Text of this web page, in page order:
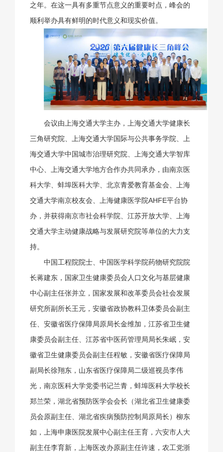
之年。在这一具有多重节点意义的重要时点，峰会的
顺利举办具有鲜明的时代意义和现实价值。
会议由上海交通大学主办，上海交通大学健康长
三角研究院、上海交通大学国际与公共事务学院、上
海交通大学中国城市治理研究院、上海交通大学智库
中心、上海交通大学地方合作办共同承办，由南京医
科大学、蚌埠医科大学、北京青爱教育基金会、上海
交通大学南京校友会、上海健康医学院AHFE平台协
办，并获得南京市社会科学院、江苏开放大学、上海
交通大学主动健康战略与发展研究院等单位的大力支
持。
中国工程院院士、中国医学科学院药物研究院院
长蒋建东，国家卫生健康委员会人口文化与基层健康
中心副主任张并立，国家发展和改革委员会社会发展
研究所副所长王元，安徽省政协教科卫体委员会副主
任、安徽省医疗保障局原局长金维加，江苏省卫生健
康委员会副主任、江苏省中医药管理局局长朱岷，安
徽省卫生健康委员会副主任程敏，安徽省医疗保障局
副局长徐翔东，山东省医疗保障局二级巡视员李伟
光，南京医科大学党委书记兰青，蚌埠医科大学校长
郑兰荣，湖北省预防医学会会长（湖北省卫生健康委
员会原副主任、湖北省疾病预防控制局原局长）柳东
如，上海申康医院发展中心副主任王育，六安市人大
副主任李育新，上海医改办原副主任许速，农工党浙